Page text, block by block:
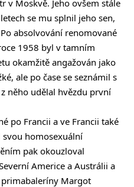
v Moskvě. Jeho ovšem stále
se mu splnil jeho sen,
absolvování renomované
1958 byl v tamním
okamžitě angažován jako
ale po čase se seznámil s
něho udělal hvězdu první
po Francii a ve Francii také
svou homosexuální
pak okouzloval
Americe a Austrálii a
Margot